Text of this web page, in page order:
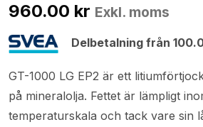
Delbetalning från
960.00 kr Exkl. moms
GT-1000 LG EP2 är ett
på mineralolja. Fettet är lämpligt
temperaturskala och tack vare sin